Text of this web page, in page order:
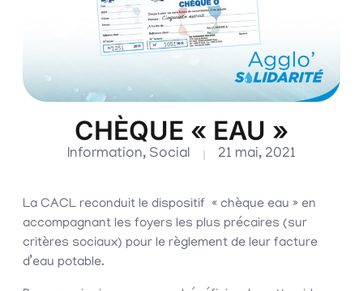
CHÈQUE « EAU »
Information, Social 21 mai, 2021
La CACL reconduit le dispositif « chèque eau » en
accompagnant les foyers les plus précaires (sur
critères sociaux) pour le règlement de leur facture
d’eau potable.